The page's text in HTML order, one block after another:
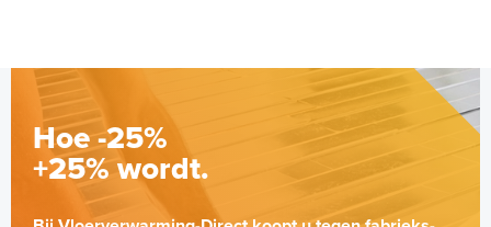
Hoe -25%
+25% wordt.